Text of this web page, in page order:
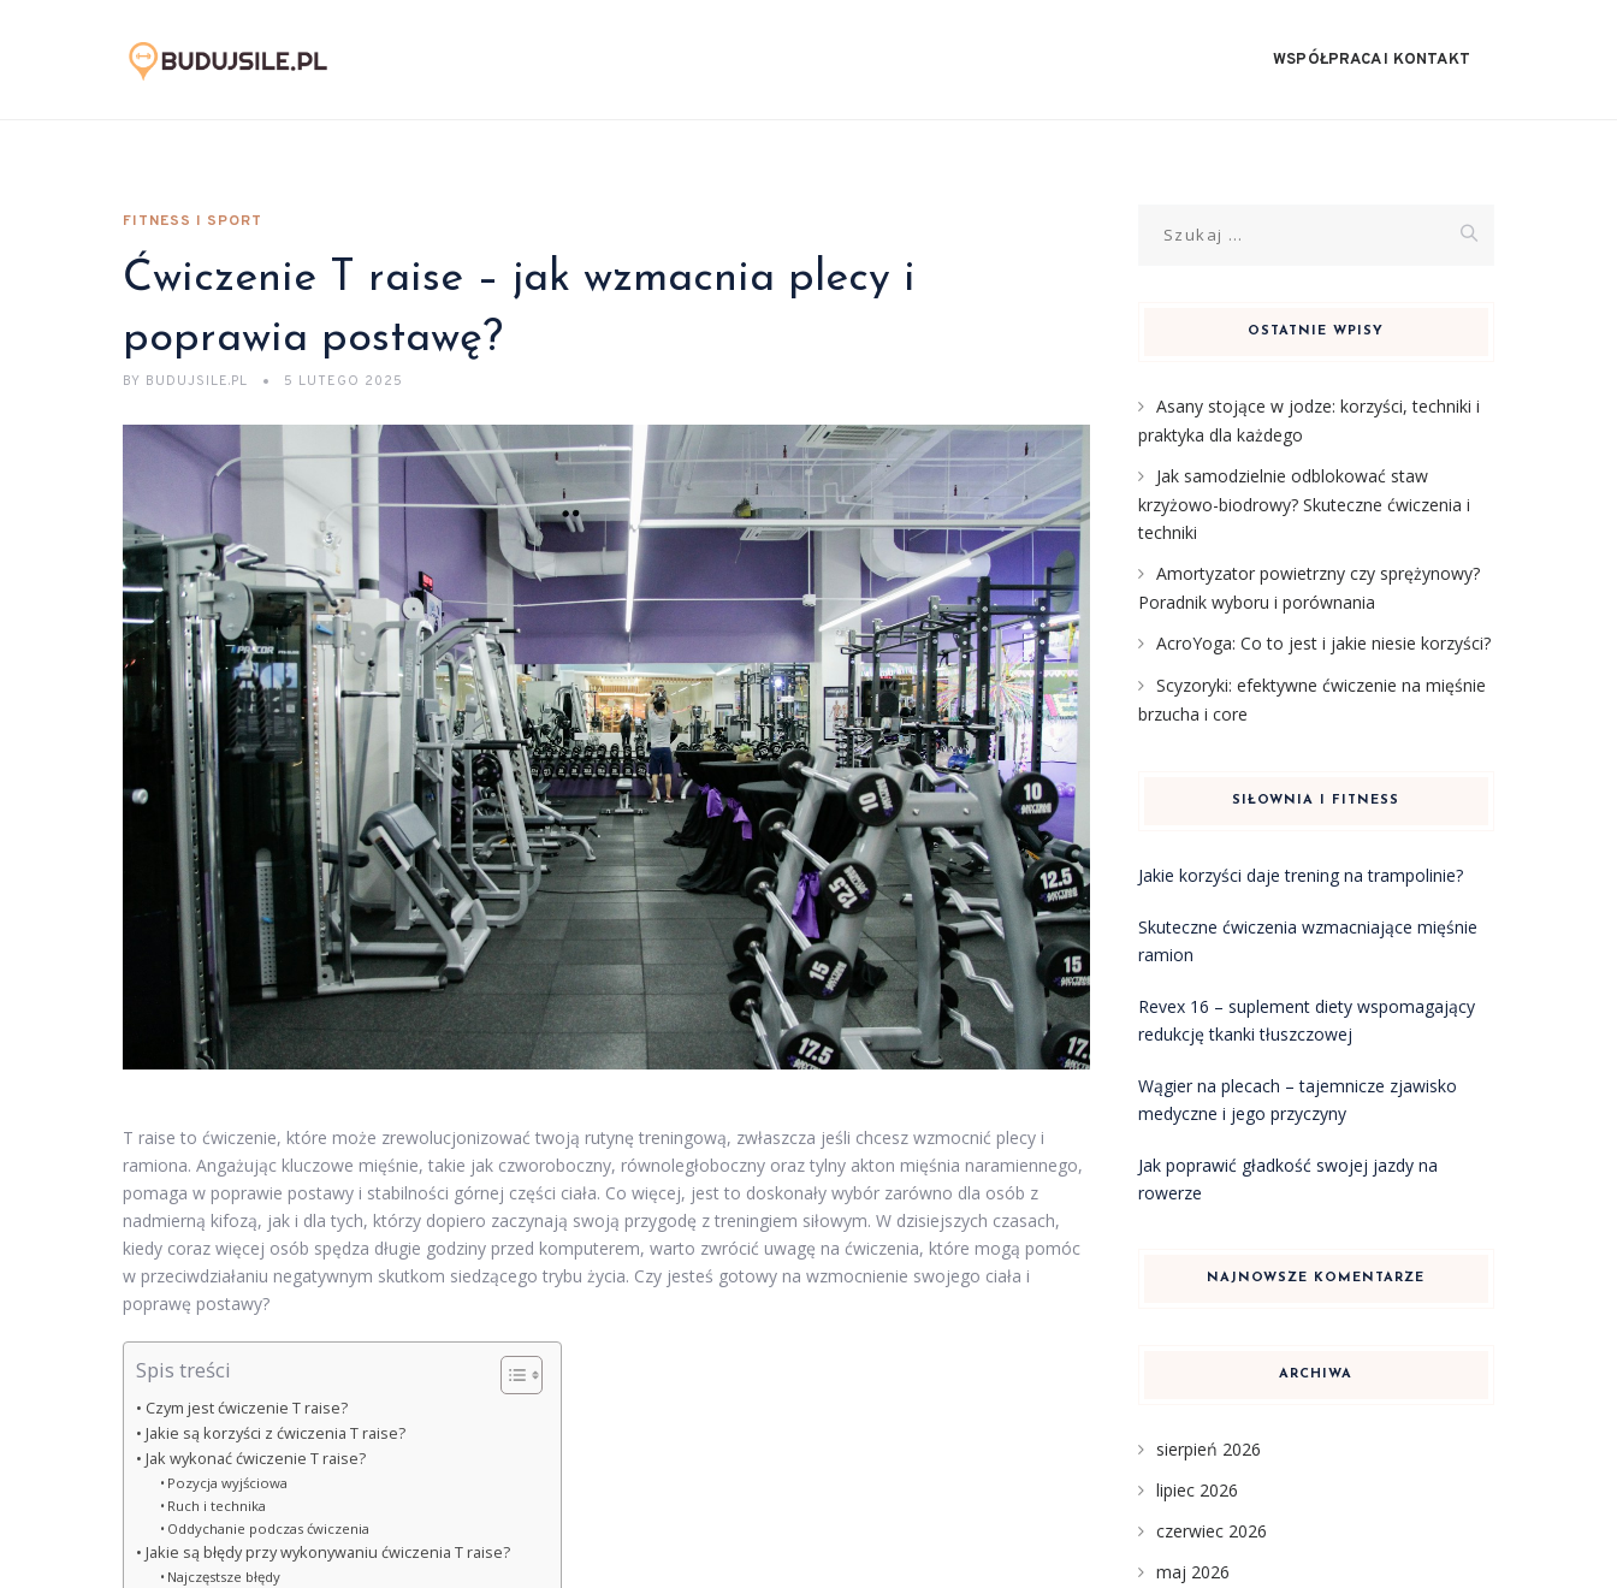
WSPÓŁPRACA I KONTAKT
FITNESS I SPORT
Ćwiczenie T raise – jak wzmacnia plecy i
poprawia postawę?
BY BUDUJSILE.PL 5 LUTEGO 2025
T raise to ćwiczenie, które może zrewolucjonizować twoją rutynę treningową, zwłaszcza jeśli chcesz wzmocnić plecy i
ramiona. Angażując kluczowe mięśnie, takie jak czworoboczny, równoległoboczny oraz tylny akton mięśnia naramiennego,
pomaga w poprawie postawy i stabilności górnej części ciała. Co więcej, jest to doskonały wybór zarówno dla osób z
nadmierną kifozą, jak i dla tych, którzy dopiero zaczynają swoją przygodę z treningiem siłowym. W dzisiejszych czasach,
kiedy coraz więcej osób spędza długie godziny przed komputerem, warto zwrócić uwagę na ćwiczenia, które mogą pomóc
w przeciwdziałaniu negatywnym skutkom siedzącego trybu życia. Czy jesteś gotowy na wzmocnienie swojego ciała i
poprawę postawy?
Spis treści
Czym jest ćwiczenie T raise?
Jakie są korzyści z ćwiczenia T raise?
Jak wykonać ćwiczenie T raise?
Pozycja wyjściowa
Ruch i technika
Oddychanie podczas ćwiczenia
Jakie są błędy przy wykonywaniu ćwiczenia T raise?
Najczęstsze błędy
OSTATNIE WPISY
Asany stojące w jodze: korzyści, techniki i
praktyka dla każdego
Jak samodzielnie odblokować staw
krzyżowo-biodrowy? Skuteczne ćwiczenia i
techniki
Amortyzator powietrzny czy sprężynowy?
Poradnik wyboru i porównania
AcroYoga: Co to jest i jakie niesie korzyści?
Scyzoryki: efektywne ćwiczenie na mięśnie
brzucha i core
SIŁOWNIA I FITNESS
Jakie korzyści daje trening na trampolinie?
Skuteczne ćwiczenia wzmacniające mięśnie
ramion
Revex 16 – suplement diety wspomagający
redukcję tkanki tłuszczowej
Wągier na plecach – tajemnicze zjawisko
medyczne i jego przyczyny
Jak poprawić gładkość swojej jazdy na
rowerze
NAJNOWSZE KOMENTARZE
ARCHIWA
sierpień 2026
lipiec 2026
czerwiec 2026
maj 2026